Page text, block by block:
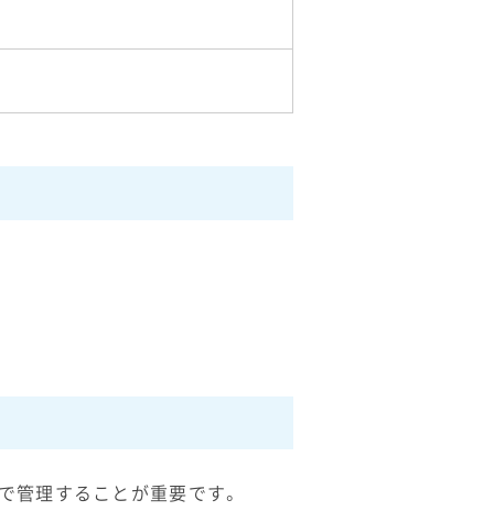
管理することが重要です。